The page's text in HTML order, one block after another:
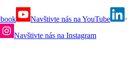
Navštivte nás na YouTube
Navštivte nás na Instagram